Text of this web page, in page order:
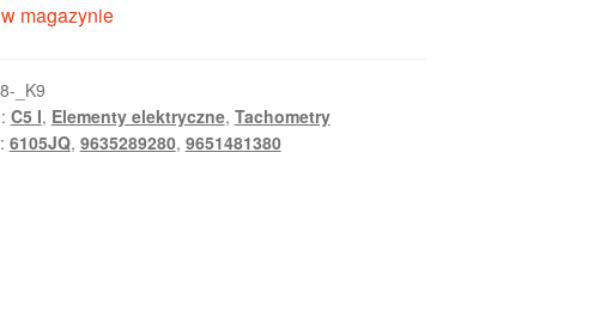
magazynie
_K9
C5 I, Elementy elektryczne, Tachometry
6105JQ, 9635289280, 9651481380